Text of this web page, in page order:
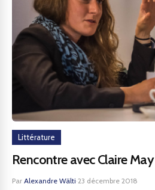
Littérature
Rencontre avec Claire May
Par Alexandre Wälti·23 décembre 2018